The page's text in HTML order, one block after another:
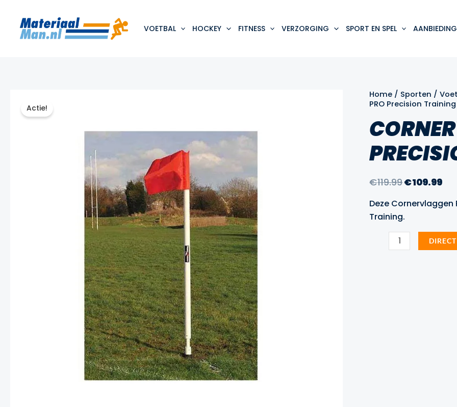
inhoud
VOETBAL HOCKEY FITNESS VERZORGING SPORT EN SPEL
Actie!
Home / Sporten /
PRO Precision Training
€119.99
was:
€119.99.
€109.99
is:
Deze
Training.
Cornervlagstokken